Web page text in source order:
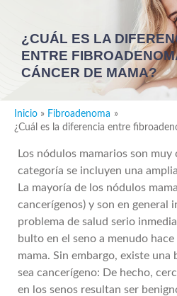
¿CUÁL ES LA
ENTRE
CÁNCER DE MAMA?
Inicio
Fibroadenoma
¿Cuál es la diferencia entre
Los nódulos mamarios son muy
categoría se incluyen una
La mayoría de los nódulos
cancerígenos) y son en general
problema de salud serio
bulto en el seno a menudo
mama. Sin embargo, existe
sea cancerígeno: De hecho,
en los senos resultan ser